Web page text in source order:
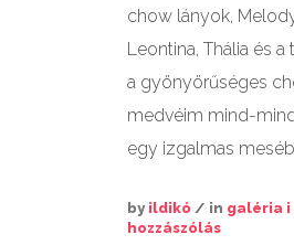
chow lányok,
Leontina, Thália és
a gyönyörűséges
medvéim mind-
egy izgalmas
by ildikó / in galéria i
hozzászólás